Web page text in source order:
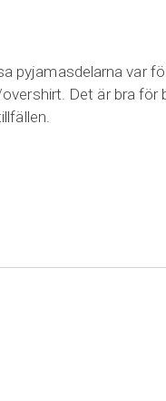
pyjamasdelarna var
Det är bra för